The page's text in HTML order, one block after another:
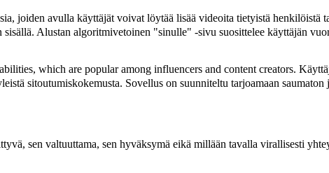
joiden avulla käyttäjät voivat löytää lisää videoita tietyistä henkilöistä
Alustan algoritmivetoinen "sinulle" -sivu suosittelee käyttäjän
which are popular among influencers and content creators.
sitoutumiskokemusta. Sovellus on suunniteltu tarjoamaan
sen valtuuttama, sen hyväksymä eikä millään tavalla virallisesti